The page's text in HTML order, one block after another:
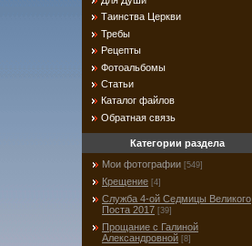
Таинства Церкви
Требы
Рецепты
Фотоальбомы
Статьи
Каталог файлов
Обратная связь
Категории раздела
Мои фотографии [549]
Крещение [4]
Служба 4-ой Седмицы Великого
Поста 2017 [39]
Прощание с Галиной
Александровной [8]